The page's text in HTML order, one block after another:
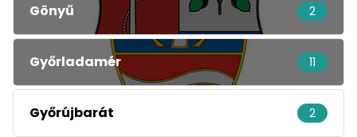
Gönyű 2
Győrladamér 11
Győrújbarát 2